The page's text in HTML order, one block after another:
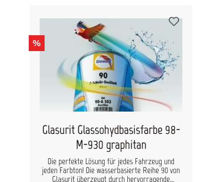
helfen, wird zur bestehenden Mischformel
zusätzlich eine neue Formel mit 80-M angezeigt.
Farbton: olivgrün Inhalt: 500ml
%
Glasurit Glassohydbasisfarbe 98-
M-930 graphitan
Die perfekte Lösung für jedes Fahrzeug und
jeden Farbton! Die wasserbasierte Reihe 90 von
Glasurit überzeugt durch hervorragende